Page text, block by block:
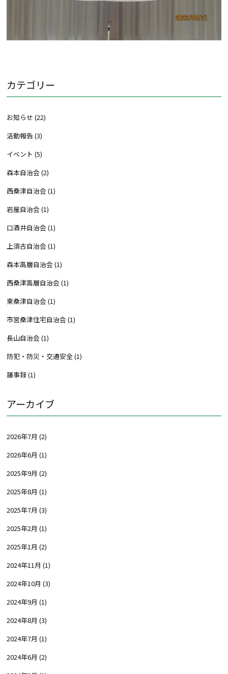
カテゴリー
お知らせ (22)
活動報告 (3)
イベント (5)
森本自治会 (2)
西桑津自治会 (1)
岩屋自治会 (1)
口酒井自治会 (1)
上須古自治会 (1)
森本高層自治会 (1)
西桑津高層自治会 (1)
東桑津自治会 (1)
市営桑津住宅自治会 (1)
長山自治会 (1)
防犯・防災・交通安全(1)
議事録(1)
アーカイブ
2026年7月 (2)
2026年6月 (1)
2025年9月 (2)
2025年8月 (1)
2025年7月 (3)
2025年2月 (1)
2025年1月 (2)
2024年11月 (1)
2024年10月 (3)
2024年9月 (1)
2024年8月 (3)
2024年7月 (1)
2024年6月 (2)